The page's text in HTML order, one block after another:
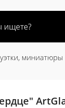
миниатюры